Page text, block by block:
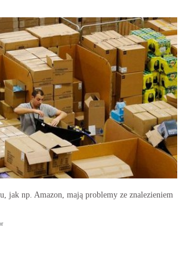
jak np. Amazon, mają problemy ze znalezieniem